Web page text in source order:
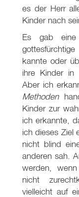
es der Herr
Kinder nach
Es gab
kannte oder
ihre Kinder in
Aber ich
Methoden
Kinder zur
ich erkannte,
ich dieses Ziel
nicht blind
anderen sah.
werden,
nicht
vielleicht auf